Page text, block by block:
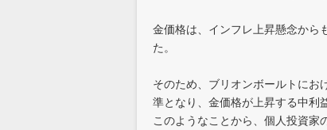
金価格は、インフレ上昇懸念から
た。
そのため、ブリオンボールトにお
準となり、金価格が上昇する中利
このようなことから、個人投資